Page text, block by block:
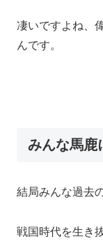
凄いですよね、
んです。
みんな馬鹿
結局みんな過去
戦国時代を生き